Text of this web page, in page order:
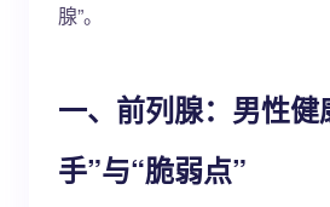
腺”。
一、前列腺：男性健
手”与“脆弱点”